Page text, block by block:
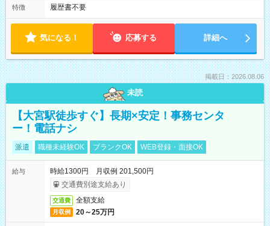
特徴 履歴書不要
気になる！ 応募する 詳細へ
掲載日：2026.08.06
未読
【大宮駅徒歩すぐ】長期×安定！事務センタ
ー！電話ナシ
派遣 職種未経験OK ブランクOK WEB登録・面接OK
給与
時給1300円 月収例 201,500円
交通費別途支給あり
交通費 全額支給
月収例 20～25万円